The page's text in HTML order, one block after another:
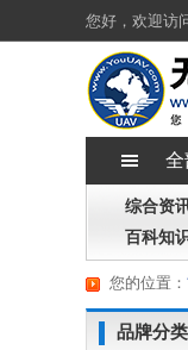
您好， 欢迎访
全
综合资
百科知
您的位置：
品牌分类